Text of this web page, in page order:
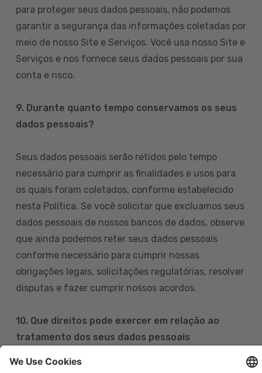
para proteger seus dados pessoais, não podemos
garantir a segurança das informações coletadas por
meio de nosso Site e Serviços. Você usa nosso Site e
Serviços e nos fornece seus dados pessoais por sua
conta e risco.
9. Durante quanto tempo conservamos os seus
dados pessoais?
Seus dados pessoais serão retidos pelo tempo
necessário para cumprir as finalidades e usos para
os quais foram coletados, conforme estabelecido
nesta Política. Se você solicitar que excluamos seus
dados pessoais de nossos bancos de dados, observe
que ainda podemos reter seus dados pessoais
conforme necessário para cumprir nossas
obrigações legais, solicitações regulatórias, resolver
disputas e fazer cumprir nossos acordos.
10. Que direitos pode exercer em relação ao
tratamento dos seus dados pessoais